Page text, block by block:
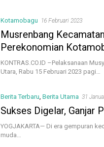
Kotamobagu 16 Februari 2023
Musrenbang
Perekonomian
KONTRAS.CO.ID –Pelaksanaan
Utara, Rabu 15 Februari 2023 pagi…
Berita Terbaru Berita Utama 31
Sukses Digelar, Ganjar
YOGJAKARTA— Di era gempuran
muda…